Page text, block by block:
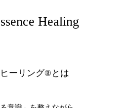
Healing
ーリング®とは